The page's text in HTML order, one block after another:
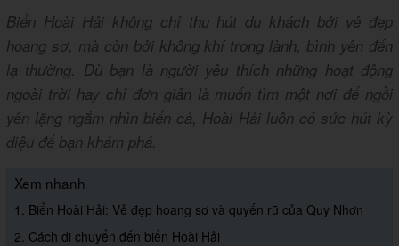
Biển Hoài Hải không chỉ thu hút du khách bởi vẻ đẹp
hoang sơ, mà còn bởi không khí trong lành, bình yên đến
lạ thường. Dù bạn là người yêu thích những hoạt động
ngoài trời hay chỉ đơn giản là muốn tìm một nơi để ngồi
yên lặng ngắm nhìn biển cả, Hoài Hải luôn có sức hút kỳ
diệu để bạn khám phá.
Xem nhanh
1. Biển Hoài Hải: Vẻ đẹp hoang sơ và quyến rũ của Quy Nhơn
2. Cách di chuyển đến biển Hoài Hải